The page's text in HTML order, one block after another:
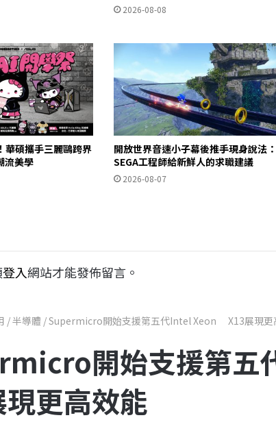
2026-08-08
華碩攜手三麗鷗跨界
流美學
開放世界音速小子幕後推手現身說法：
SEGA工程師給新鮮人的求職建議
2026-08-07
登入網站才能發佈留言。